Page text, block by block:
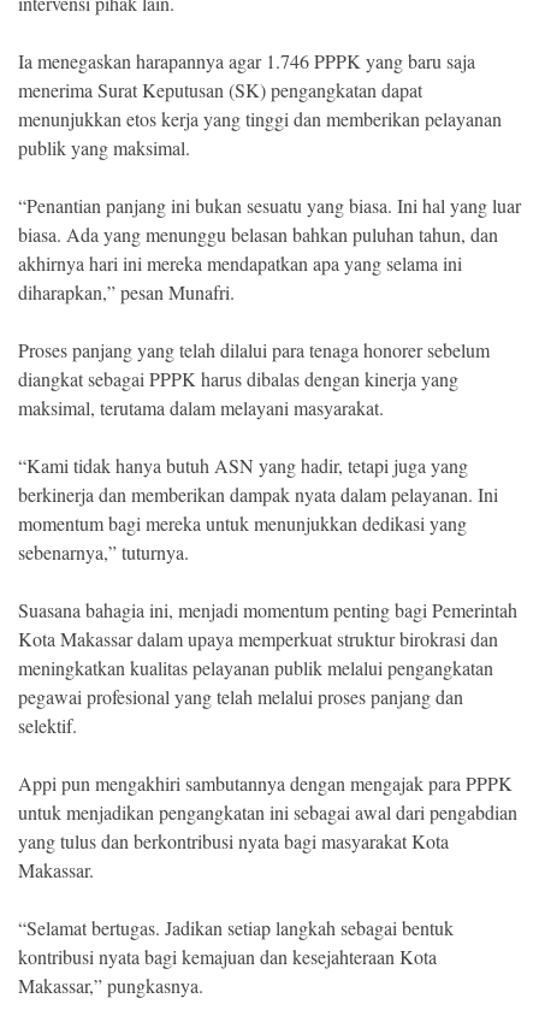
Ia menegaskan harapannya agar 1.746 PPPK yang baru saja
menerima Surat Keputusan (SK) pengangkatan dapat
menunjukkan etos kerja yang tinggi dan memberikan pelayanan
publik yang maksimal.
“Penantian panjang ini bukan sesuatu yang biasa. Ini hal yang luar
biasa. Ada yang menunggu belasan bahkan puluhan tahun, dan
akhirnya hari ini mereka mendapatkan apa yang selama ini
diharapkan,” pesan Munafri.
Proses panjang yang telah dilalui para tenaga honorer sebelum
diangkat sebagai PPPK harus dibalas dengan kinerja yang
maksimal, terutama dalam melayani masyarakat.
“Kami tidak hanya butuh ASN yang hadir, tetapi juga yang
berkinerja dan memberikan dampak nyata dalam pelayanan. Ini
momentum bagi mereka untuk menunjukkan dedikasi yang
sebenarnya,” tuturnya.
Suasana bahagia ini, menjadi momentum penting bagi Pemerintah
Kota Makassar dalam upaya memperkuat struktur birokrasi dan
meningkatkan kualitas pelayanan publik melalui pengangkatan
pegawai profesional yang telah melalui proses panjang dan
selektif.
Appi pun mengakhiri sambutannya dengan mengajak para PPPK
untuk menjadikan pengangkatan ini sebagai awal dari pengabdian
yang tulus dan berkontribusi nyata bagi masyarakat Kota
Makassar.
“Selamat bertugas. Jadikan setiap langkah sebagai bentuk
kontribusi nyata bagi kemajuan dan kesejahteraan Kota
Makassar,” pungkasnya.